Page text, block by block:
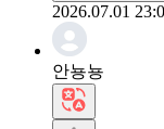
2026.07.01
안뇽뇽